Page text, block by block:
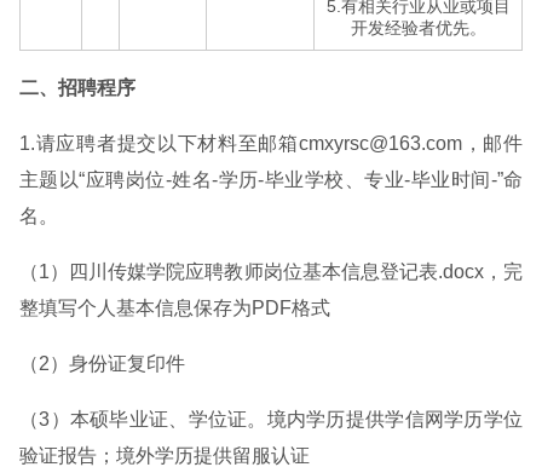
5.有相关行业从业或项目
开发经验者优先。
二、招聘程序
1.请应聘者提交以下材料至邮箱cmxyrsc@163.com，邮件
主题以“应聘岗位-姓名-学历-毕业学校、专业-毕业时间-”命
名。
（1）四川传媒学院应聘教师岗位基本信息登记表.docx，完
整填写个人基本信息保存为PDF格式
（2）身份证复印件
（3）本硕毕业证、学位证。境内学历提供学信网学历学位
验证报告；境外学历提供留服认证